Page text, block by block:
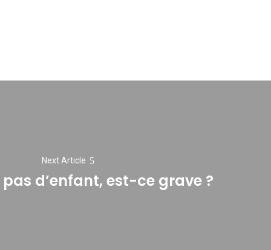
Next Article
Next
pas d’enfant, est-ce grave ?